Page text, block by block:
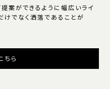
案ができるように幅広いライ
けでなく洒落であることが
ちら